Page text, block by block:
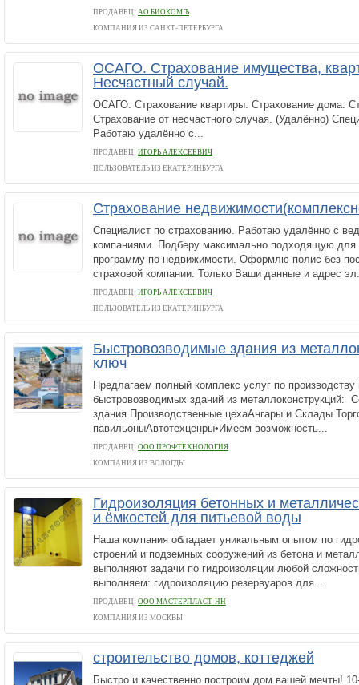
ПРОДАВЕЦ: АО БИОКОМ Ъ
КОМПАНИЯ ИЗ САНКТ-ПЕТЕРБУРГА
ОСАГО. Страхование имущества,
Несчастный случай.
ОСАГО. Страхование квартиры. Страхование дома.
Страхование от несчастного случая. (Удалённо)
Работаю удалённо с...
ПРОДАВЕЦ: ИГОРЬ АЛЕКСЕЕВИЧ
ПОЛЬЗОВАТЕЛЬ ИЗ ЕКАТЕРИНБУРГА
Страхование
Специалист по страхованию. Работаю удалённо с
компаниями. Подберу максимально подходящую для
программу по недвижимости. Оформлю полис без
страховой компании. Только Ваши данные и адрес
ПРОДАВЕЦ: ИГОРЬ АЛЕКСЕЕВИЧ
ПОЛЬЗОВАТЕЛЬ ИЗ ЕКАТЕРИНБУРГА
Быстровозводимые здания из
ключ
Предлагаем полный комплекс услуг по
быстровозводимых зданий из металлоконструкций:
здания Производственные цехаАнгары и Склады
павильоныАвтотехценры•Имеем возможность...
ПРОДАВЕЦ: ООО ПРОФТЕХНОЛОГИЯ
КОМПАНИЯ ИЗ ВОЛОГДЫ
Гидроизоляция бетонных и
и ёмкостей для питьевой воды
Наша компания обладает уникальным опытом по
строений и подземных сооружений из бетона и
выполняют задачи по гидроизоляции любой
выполняем: гидроизоляцию резервуаров для...
ПРОДАВЕЦ: ООО МАСТЕРПЛАСТ-НН
КОМПАНИЯ ИЗ МОСКВЫ
строительство домов, коттеджей
Быстро и качественно построим дом вашей мечты!